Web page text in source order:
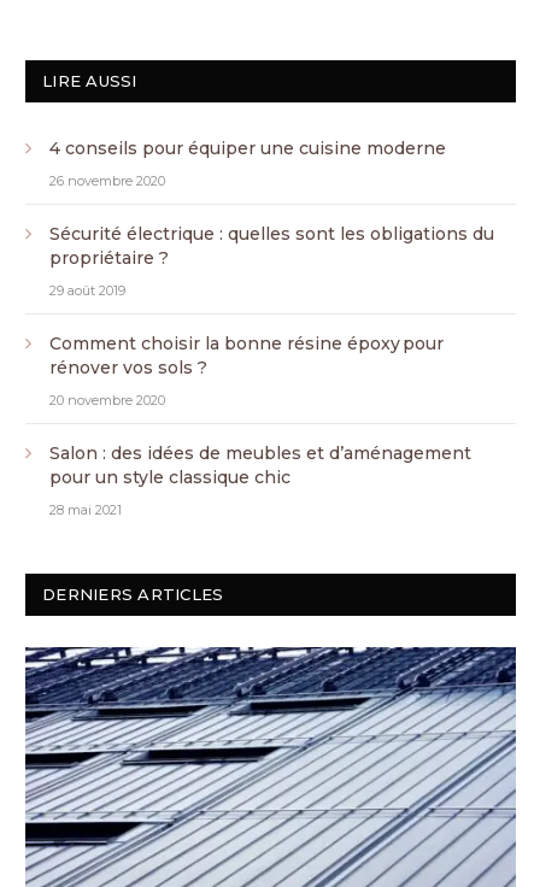
LIRE AUSSI
4 conseils pour équiper une cuisine moderne
26 novembre 2020
Sécurité électrique : quelles sont les obligations du
propriétaire ?
29 août 2019
Comment choisir la bonne résine époxy pour
rénover vos sols ?
20 novembre 2020
Salon : des idées de meubles et d’aménagement
pour un style classique chic
28 mai 2021
DERNIERS ARTICLES